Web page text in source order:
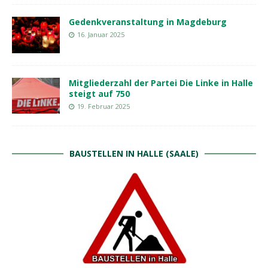
Gedenkveranstaltung in Magdeburg
16. Januar 2025
Mitgliederzahl der Partei Die Linke in Halle
steigt auf 750
19. Februar 2025
BAUSTELLEN IN HALLE (SAALE)